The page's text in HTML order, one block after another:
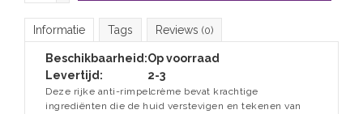
Informatie Tags Reviews (0)
Beschikbaarheid:Op voorraad
Levertijd:
2-3
Deze rijke anti-rimpelcrème bevat krachtige
ingrediënten die de huid verstevigen en tekenen van